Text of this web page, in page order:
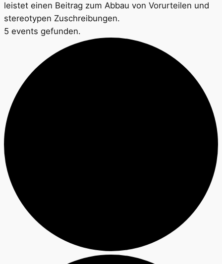
leistet einen Beitrag zum Abbau von Vorurteilen und
stereotypen Zuschreibungen.
5 events gefunden.